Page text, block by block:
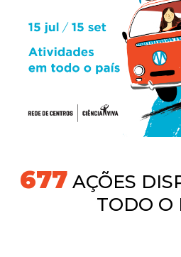
731AÇÕES
TODO O